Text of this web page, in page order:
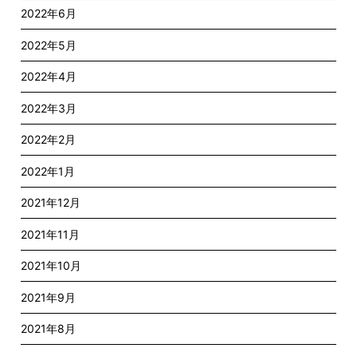
2022年6月
2022年5月
2022年4月
2022年3月
2022年2月
2022年1月
2021年12月
2021年11月
2021年10月
2021年9月
2021年8月